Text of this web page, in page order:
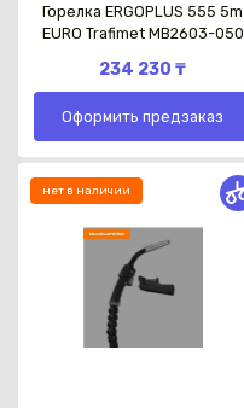
Горелка ERGOPLUS 555 5m
EURO Trafimet MB2603-050
234 230 ₸
Оформить предзаказ
нет в наличии